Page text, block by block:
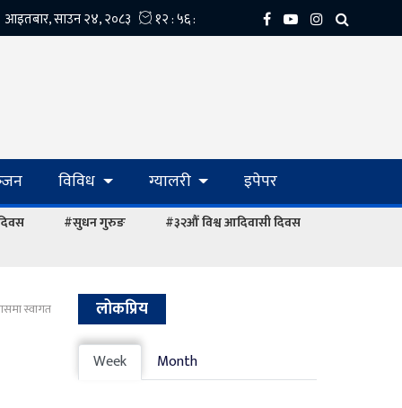
विविध ग्यालरी इपेपर
#सुधन गुरुङ #३२औं विश्व आदिवासी दिवस
स्वागत लोकप्रिय
Week Month